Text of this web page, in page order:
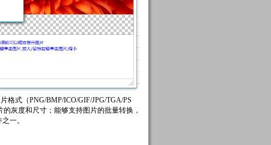
格式（PNG/BMP/ICO/GIF/JPG/TGA/PS
灰度和尺寸；能够支持图片的批量转换，
一。